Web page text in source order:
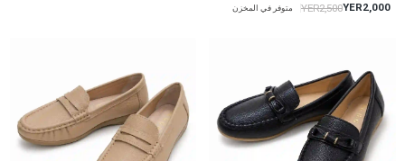
YER2,000
YER2,500 متوفر في المخزن